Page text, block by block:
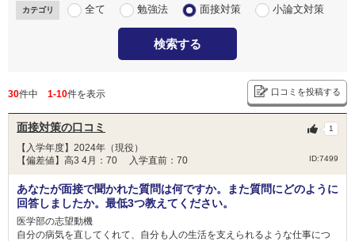
カテゴリ 全て 勉強法 面接対策 小論文対策
検索する
30件中 1-10件を表示 口コミを投稿する
面接対策の口コミ
【入学年度】2024年（現役）
【偏差値】高3 4月：70 入学直前：70
ID:7499
1
あなたが面接で聞かれた質問は何ですか。また質問にどのように
回答しましたか。最低3つ教えてください。
医学部の志望動機
自分の病気を直してくれて、自分も人の生活を支えられるような仕事につ